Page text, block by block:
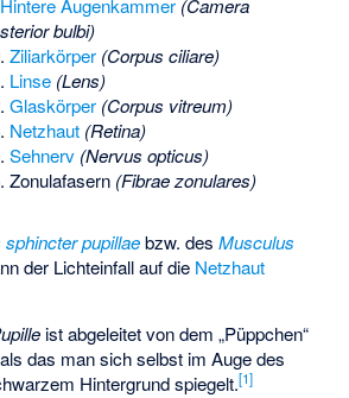
bulbi)
Ziliarkörper (Corpus ciliare)
Linse (Lens)
Glaskörper (Corpus vitreum)
Netzhaut (Retina)
Sehnerv (Nervus opticus)
Zonulafasern (Fibrae zonulares)
pupillaebzw. desMusculus
der Lichteinfall auf die Netzhaut
ist abgeleitet von dem „Püppchen“
das man sich selbst im Auge des
Hintergrund spiegelt.[1]